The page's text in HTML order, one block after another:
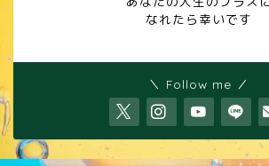
なれたら幸いです
＼ Follow me ／